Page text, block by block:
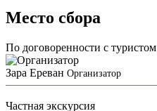
Место сбора
По договоренности с туристом
Зара Ереван Организатор
Частная экскурсия